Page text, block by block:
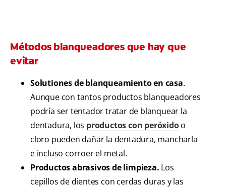
Métodos blanqueadores que hay que
evitar
Solutiones de blanqueamiento en casa.
Aunque con tantos productos blanqueadores
podría ser tentador tratar de blanquear la
dentadura, los productos con peróxidoo
cloro pueden dañar la dentadura, mancharla
e incluso corroer el metal.
Productos abrasivos de limpieza. Los
cepillos de dientes con cerdas duras y las